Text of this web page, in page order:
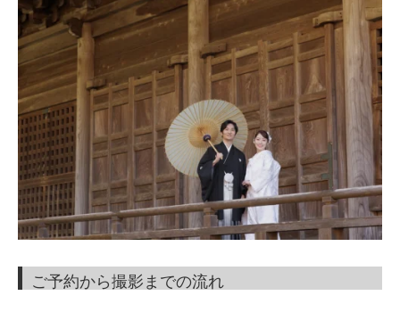
ご予約から撮影までの流れ